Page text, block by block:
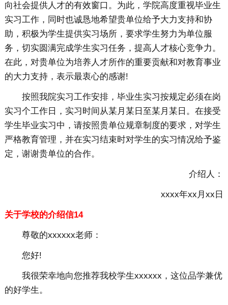
向社会提供人才的有效窗口。为此，学院高度重视毕业生
实习工作，同时也诚恳地希望贵单位给予大力支持和协
助，积极为学生提供实习场所，要求学生努力为单位服
务，切实圆满完成学生实习任务，提高人才核心竞争力。
在此，对贵单位为培养人才所作的重要贡献和对教育事业
的大力支持，表示最衷心的感谢!
按照我院实习工作安排，毕业生实习按规定必须在岗
实习个工作日，实习时间从某月某日至某月某日。在接受
学生毕业实习中，请按照贵单位规章制度的要求，对学生
严格教育管理，并在实习结束时对学生的实习情况给予鉴
定，谢谢贵单位的合作。
介绍人：
xxxx年xx月xx日
关于学校的介绍信14
尊敬的xxxxxx老师：
您好!
我很荣幸地向您推荐我校学生xxxxxx，这位品学兼优
的好学生。